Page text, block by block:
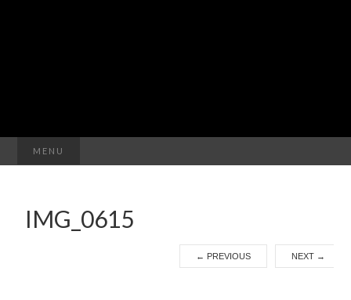
MENU
nach:
IMG_0615
← PREVIOUS NEXT →